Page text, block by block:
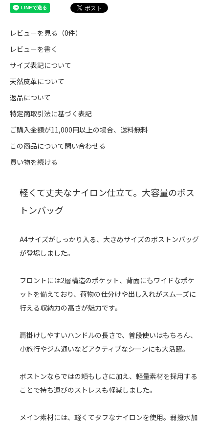
レビューを見る（0件）
レビューを書く
サイズ表記について
天然皮革について
返品について
特定商取引法に基づく表記
ご購入金額が11,000円以上の場合、送料無料
この商品について問い合わせる
買い物を続ける
軽くて丈夫なナイロン仕立て。大容量のボス
トンバッグ
A4サイズがしっかり入る、大きめサイズのボストンバッグ
が登場しました。
フロントには2層構造のポケット、背面にもワイドなポケ
ットを備えており、荷物の仕分けや出し入れがスムーズに
行える収納力の高さが魅力です。
肩掛けしやすいハンドルの長さで、普段使いはもちろん、
小旅行やジム通いなどアクティブなシーンにも大活躍。
ボストンならではの頼もしさに加え、軽量素材を採用する
ことで持ち運びのストレスも軽減しました。
メイン素材には、軽くてタフなナイロンを使用。弱撥水加